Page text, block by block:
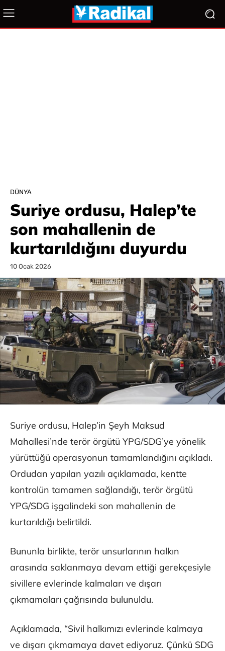
DÜNYA
Suriye ordusu, Halep’te
son mahallenin de
kurtarıldığını duyurdu
10 Ocak 2026
Suriye ordusu, Halep’in Şeyh Maksud
Mahallesi’nde terör örgütü YPG/SDG’ye yönelik
yürüttüğü operasyonun tamamlandığını açıkladı.
Ordudan yapılan yazılı açıklamada, kentte
kontrolün tamamen sağlandığı, terör örgütü
YPG/SDG işgalindeki son mahallenin de
kurtarıldığı belirtildi.
Bununla birlikte, terör unsurlarının halkın
arasında saklanmaya devam ettiği gerekçesiyle
sivillere evlerinde kalmaları ve dışarı
çıkmamaları çağrısında bulunuldu.
Açıklamada, “Sivil halkımızı evlerinde kalmaya
ve dışarı çıkmamaya davet ediyoruz. Çünkü SDG